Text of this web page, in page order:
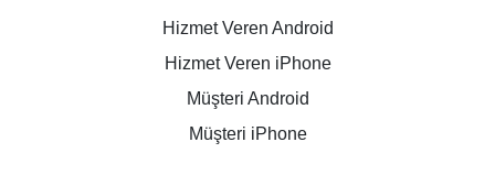
Hizmet Veren Android
Hizmet Veren iPhone
Müşteri Android
Müşteri iPhone